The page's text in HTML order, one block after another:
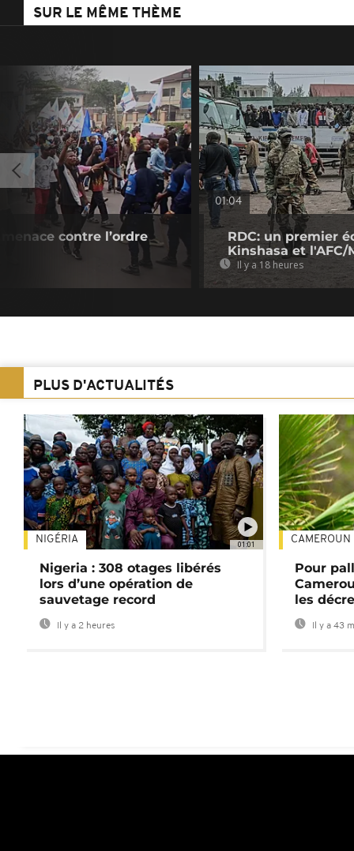
SUR LE MÊME THÈME
contre l’ordre
01:04
RDC: un premier
Kinshasa et l'AFC/
Il y a 18 heures
PLUS D'ACTUALITÉS
01:01
NIGÉRIA
Nigeria : 308 otages libérés
lors d’une opération de
sauvetage record
Il y a 2 heures
CAMEROUN
Pour
les
Il y a 43